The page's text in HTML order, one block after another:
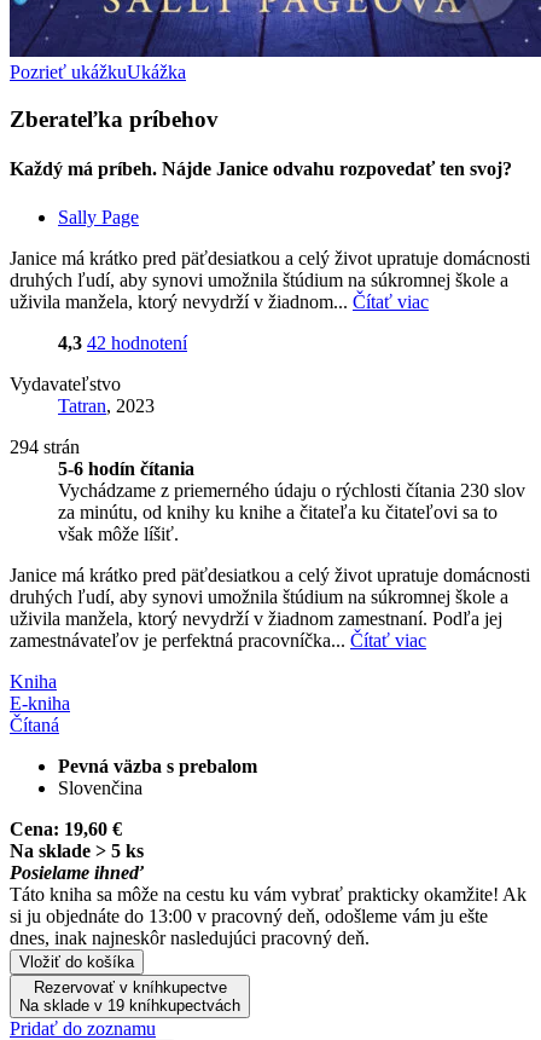
Pozrieť ukážkuUkážka
Zberateľka príbehov
Každý má príbeh. Nájde Janice odvahu rozpovedať ten svoj?
Sally Page
Janice má krátko pred päťdesiatkou a celý život upratuje domácnosti
druhých ľudí, aby synovi umožnila štúdium na súkromnej škole a
uživila manžela, ktorý nevydrží v žiadnom... Čítať viac
4,3 42 hodnotení
Vydavateľstvo
Tatran, 2023
294 strán
5-6 hodín čítania
Vychádzame z priemerného údaju o rýchlosti čítania 230 slov
za minútu, od knihy ku knihe a čitateľa ku čitateľovi sa to
však môže líšiť.
Janice má krátko pred päťdesiatkou a celý život upratuje domácnosti
druhých ľudí, aby synovi umožnila štúdium na súkromnej škole a
uživila manžela, ktorý nevydrží v žiadnom zamestnaní. Podľa jej
zamestnávateľov je perfektná pracovníčka... Čítať viac
Kniha
E-kniha
Čítaná
Pevná väzba s prebalom
Slovenčina
Cena: 19,60 €
Na sklade > 5 ks
Posielame ihneď
Táto kniha sa môže na cestu ku vám vybrať prakticky okamžite! Ak
si ju objednáte do 13:00 v pracovný deň, odošleme vám ju ešte
dnes, inak najneskôr nasledujúci pracovný deň.
Vložiť do košíka
Rezervovať v kníhkupectve
Na sklade v 19 kníhkupectvách
Pridať do zoznamu